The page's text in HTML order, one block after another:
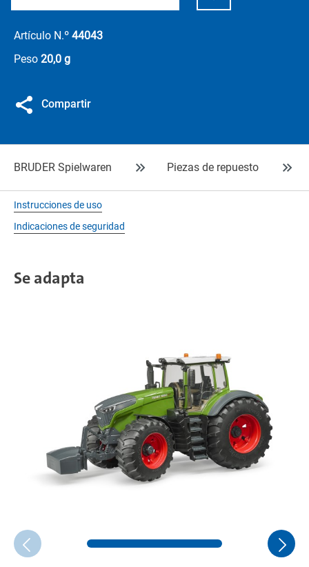
Artículo N.º 44043
Peso 20,0 g
Compartir
BRUDER Spielwaren Piezas de repuesto
Instrucciones de uso
Indicaciones de seguridad
Se adapta